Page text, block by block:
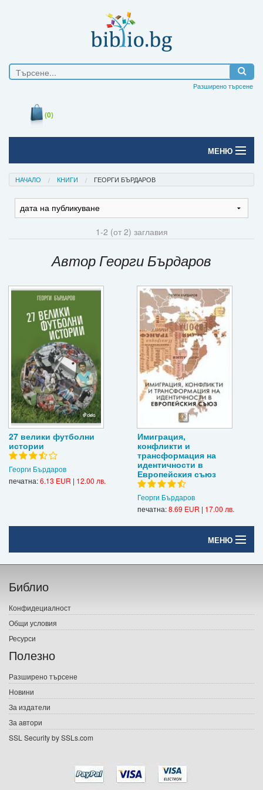
Разширено търсене
(0)
МЕНЮ
Начало
Печатни книги
Е-списания
Ваучери
Промоции
Контакти
Вход
Регистрация
НАЧАЛО КНИГИ ГЕОРГИ БЪРДАРОВ
1-2 (от 2) заглавия
Автор Георги Бърдаров
27 велики футболни
истории
Георги Бърдаров
печатна:6.13 EUR | 12.00 лв.
Имиграция,
конфликти и
трансформация на
идентичности в
Европейския съюз
Георги Бърдаров
печатна:8.69 EUR | 17.00 лв.
МЕНЮ
Начало
Печатни книги
Електронни книги
Е-списания
Подаръци
Ваучери
Библио
Конфидециалност
Общи условия
Ресурси
Полезно
Разширено търсене
Новини
За издатели
За автори
SSL Security by SSLs.com